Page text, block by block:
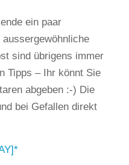
ein paar
sind übrigens immer
Tipps – Ihr könnt Sie
abgeben :-) Die
bei Gefallen direkt